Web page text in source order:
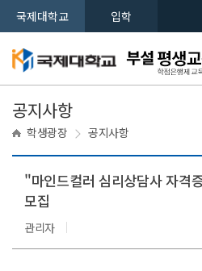
국제대학교 입학
학생광장 공지사항
공지사항
"마인드컬러 심리상담사 자격
모집
관리자